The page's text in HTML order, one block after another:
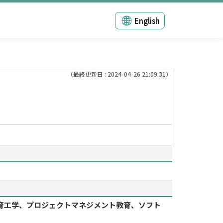
English
（最終更新日 : 2024-04-26 21:09:31）
学、プロジェクトマネジメント教育、ソフト